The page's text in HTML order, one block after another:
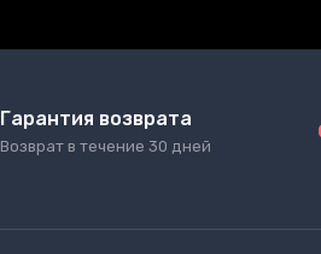
Гарантия возврата
Возврат в течение 30 дней